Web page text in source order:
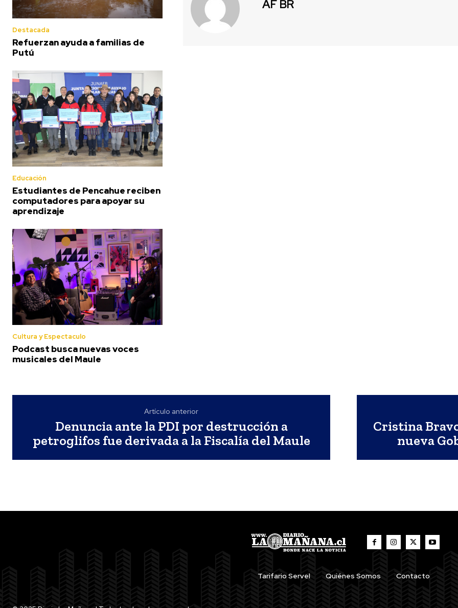
Destacada
Refuerzan ayuda a familias de
Putú
Educación
Estudiantes de Pencahue reciben
computadores para apoyar su
aprendizaje
Cultura y Espectaculo
Podcast busca nuevas voces
musicales del Maule
AF BR
Artículo anterior
Denuncia ante la PDI por destrucción a
petroglifos fue derivada a la Fiscalía del Maule
Cristina
nueva
Tarifario Servel Quiénes Somos Contacto